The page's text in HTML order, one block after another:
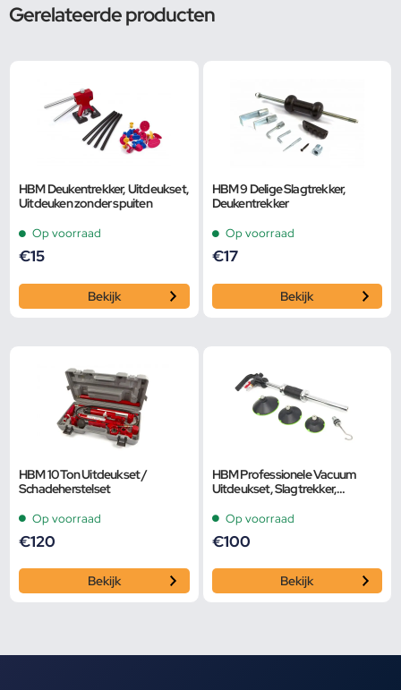
Gerelateerde producten
HBM Deukentrekker, Uitdeukset,
Uitdeuken zonder spuiten
Op voorraad
€15
Bekijk
HBM 9 Delige Slagtrekker,
Deukentrekker
Op voorraad
€17
Bekijk
HBM 10 Ton Uitdeukset /
Schadeherstelset
Op voorraad
€120
Bekijk
HBM Professionele Vacuum
Uitdeukset, Slagtrekker,
Slagtrekker Model 2
Op voorraad
€100
Bekijk